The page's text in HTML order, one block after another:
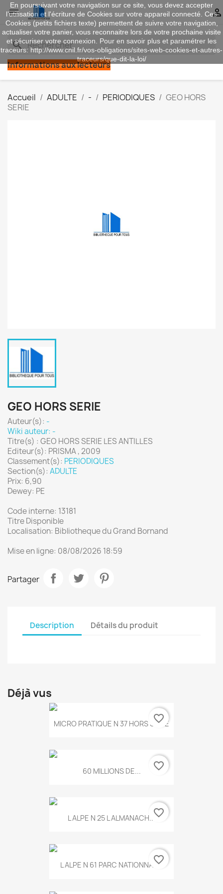
 
search
Informations aux lecteurs
Accueil ADULTE - PERIODIQUES
GEO HORS
SERIE
GEO HORS SERIE
Auteur(s): -
Wiki auteur: -
Titre(s) : GEO HORS SERIE LES ANTILLES
Editeur(s): PRISMA , 2009
Classement(s): PERIODIQUES
Section(s): ADULTE
Prix: 6,90
Dewey: PE
Code interne: 13181
Titre Disponible
Localisation: Bibliotheque du Grand Bornand
Mise en ligne: 08/08/2026 18:59
Partager
Description Détails du produit
Déjà vus
MICRO PRATIQUE N 37 HORS SERIE
favorite_border
60 MILLIONS DE... favorite_border
L ALPE N 25 L ALMANACH...favorite_border
L ALPE N 61 PARC NATIONNAL...
favorite_border
En poursuivant votre navigation sur ce site, vous devez accepter
l’utilisation et l'écriture de Cookies sur votre appareil connecté. Ces
Cookies (petits fichiers texte) permettent de suivre votre navigation,
actualiser votre panier, vous reconnaitre lors de votre prochaine visite
et sécuriser votre connexion. Pour en savoir plus et paramétrer les
traceurs: http://www.cnil.fr/vos-obligations/sites-web-cookies-et-autres-
traceurs/que-dit-la-loi/